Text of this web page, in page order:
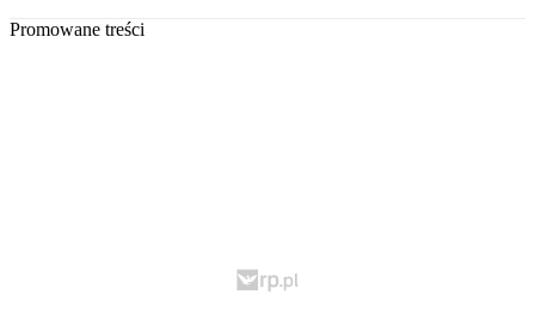
Promowane treści